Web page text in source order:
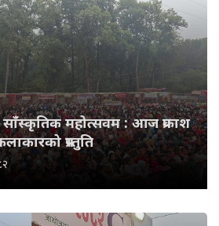
महोत्सवम : आज प्रकाश
प्रस्तुति